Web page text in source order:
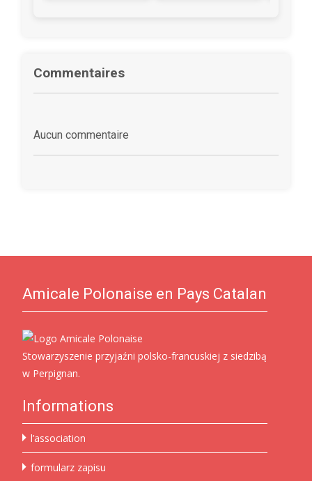
Commentaires
Aucun commentaire
Amicale Polonaise en Pays Catalan
Stowarzyszenie przyjaźni polsko-francuskiej z siedzibą
w Perpignan.
Informations
l’association
formularz zapisu